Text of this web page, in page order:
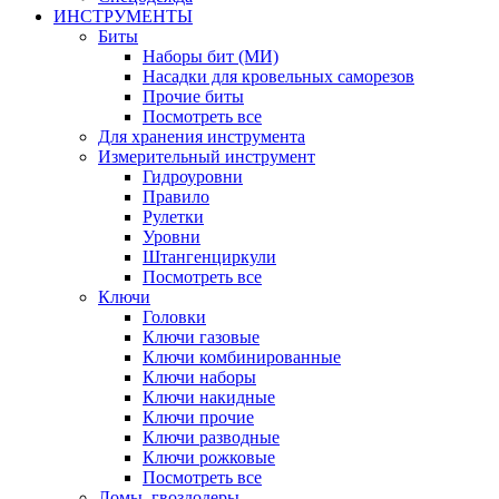
ИНСТРУМЕНТЫ
Биты
Наборы бит (МИ)
Насадки для кровельных саморезов
Прочие биты
Посмотреть все
Для хранения инструмента
Измерительный инструмент
Гидроуровни
Правило
Рулетки
Уровни
Штангенциркули
Посмотреть все
Ключи
Головки
Ключи газовые
Ключи комбинированные
Ключи наборы
Ключи накидные
Ключи прочие
Ключи разводные
Ключи рожковые
Посмотреть все